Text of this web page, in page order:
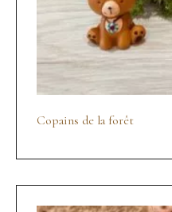
Copains de la forêt